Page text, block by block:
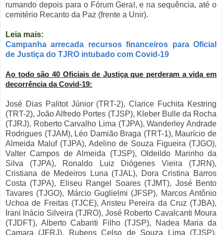
rumando depois para o Fórum Geral, e na sequência, até o
cemitério Recanto da Paz (frente a Unir).
Leia mais:
Campanha arrecada recursos financeiros para Oficial
de Justiça do TJRO intubado com Covid-19
Ao todo são 40 Oficiais de Justiça que perderam a vida em
decorrência da Covid-19:
José Dias Palitot Júnior (TRT-2), Clarice Fuchita Kestring
(TRT-2), João Alfredo Portes (TJSP), Kleber Bulle da Rocha
(TJRJ), Roberto Carvalho Lima (TJPA), Wanderley Andrade
Rodrigues (TJAM), Léo Damião Braga (TRT-1), Maurício de
Almeida Maluf (TJPA), Adelino de Souza Figueira (TJGO),
Valter Campos de Almeida (TJSP), Oldeildo Marinho da
Silva (TJPA), Ronaldo Luiz Diógenes Vieira (TJRN),
Cristiana de Medeiros Luna (TJAL), Dora Cristina Barros
Costa (TJPA), Eliseu Rangel Soares (TJMT), José Bento
Tavares (TJGO), Márcio Guglielmi (JFSP), Marcos Antônio
Uchoa de Freitas (TJCE), Aristeu Pereira da Cruz (TJBA),
Irani Inácio Silveira (TJRO), José Roberto Cavalcanti Moura
(TJDFT), Alberto Cabariti Filho (TJSP), Nadea Maria da
Camara (JFRJ), Rubens Celso de Souza Lima (TJSP),